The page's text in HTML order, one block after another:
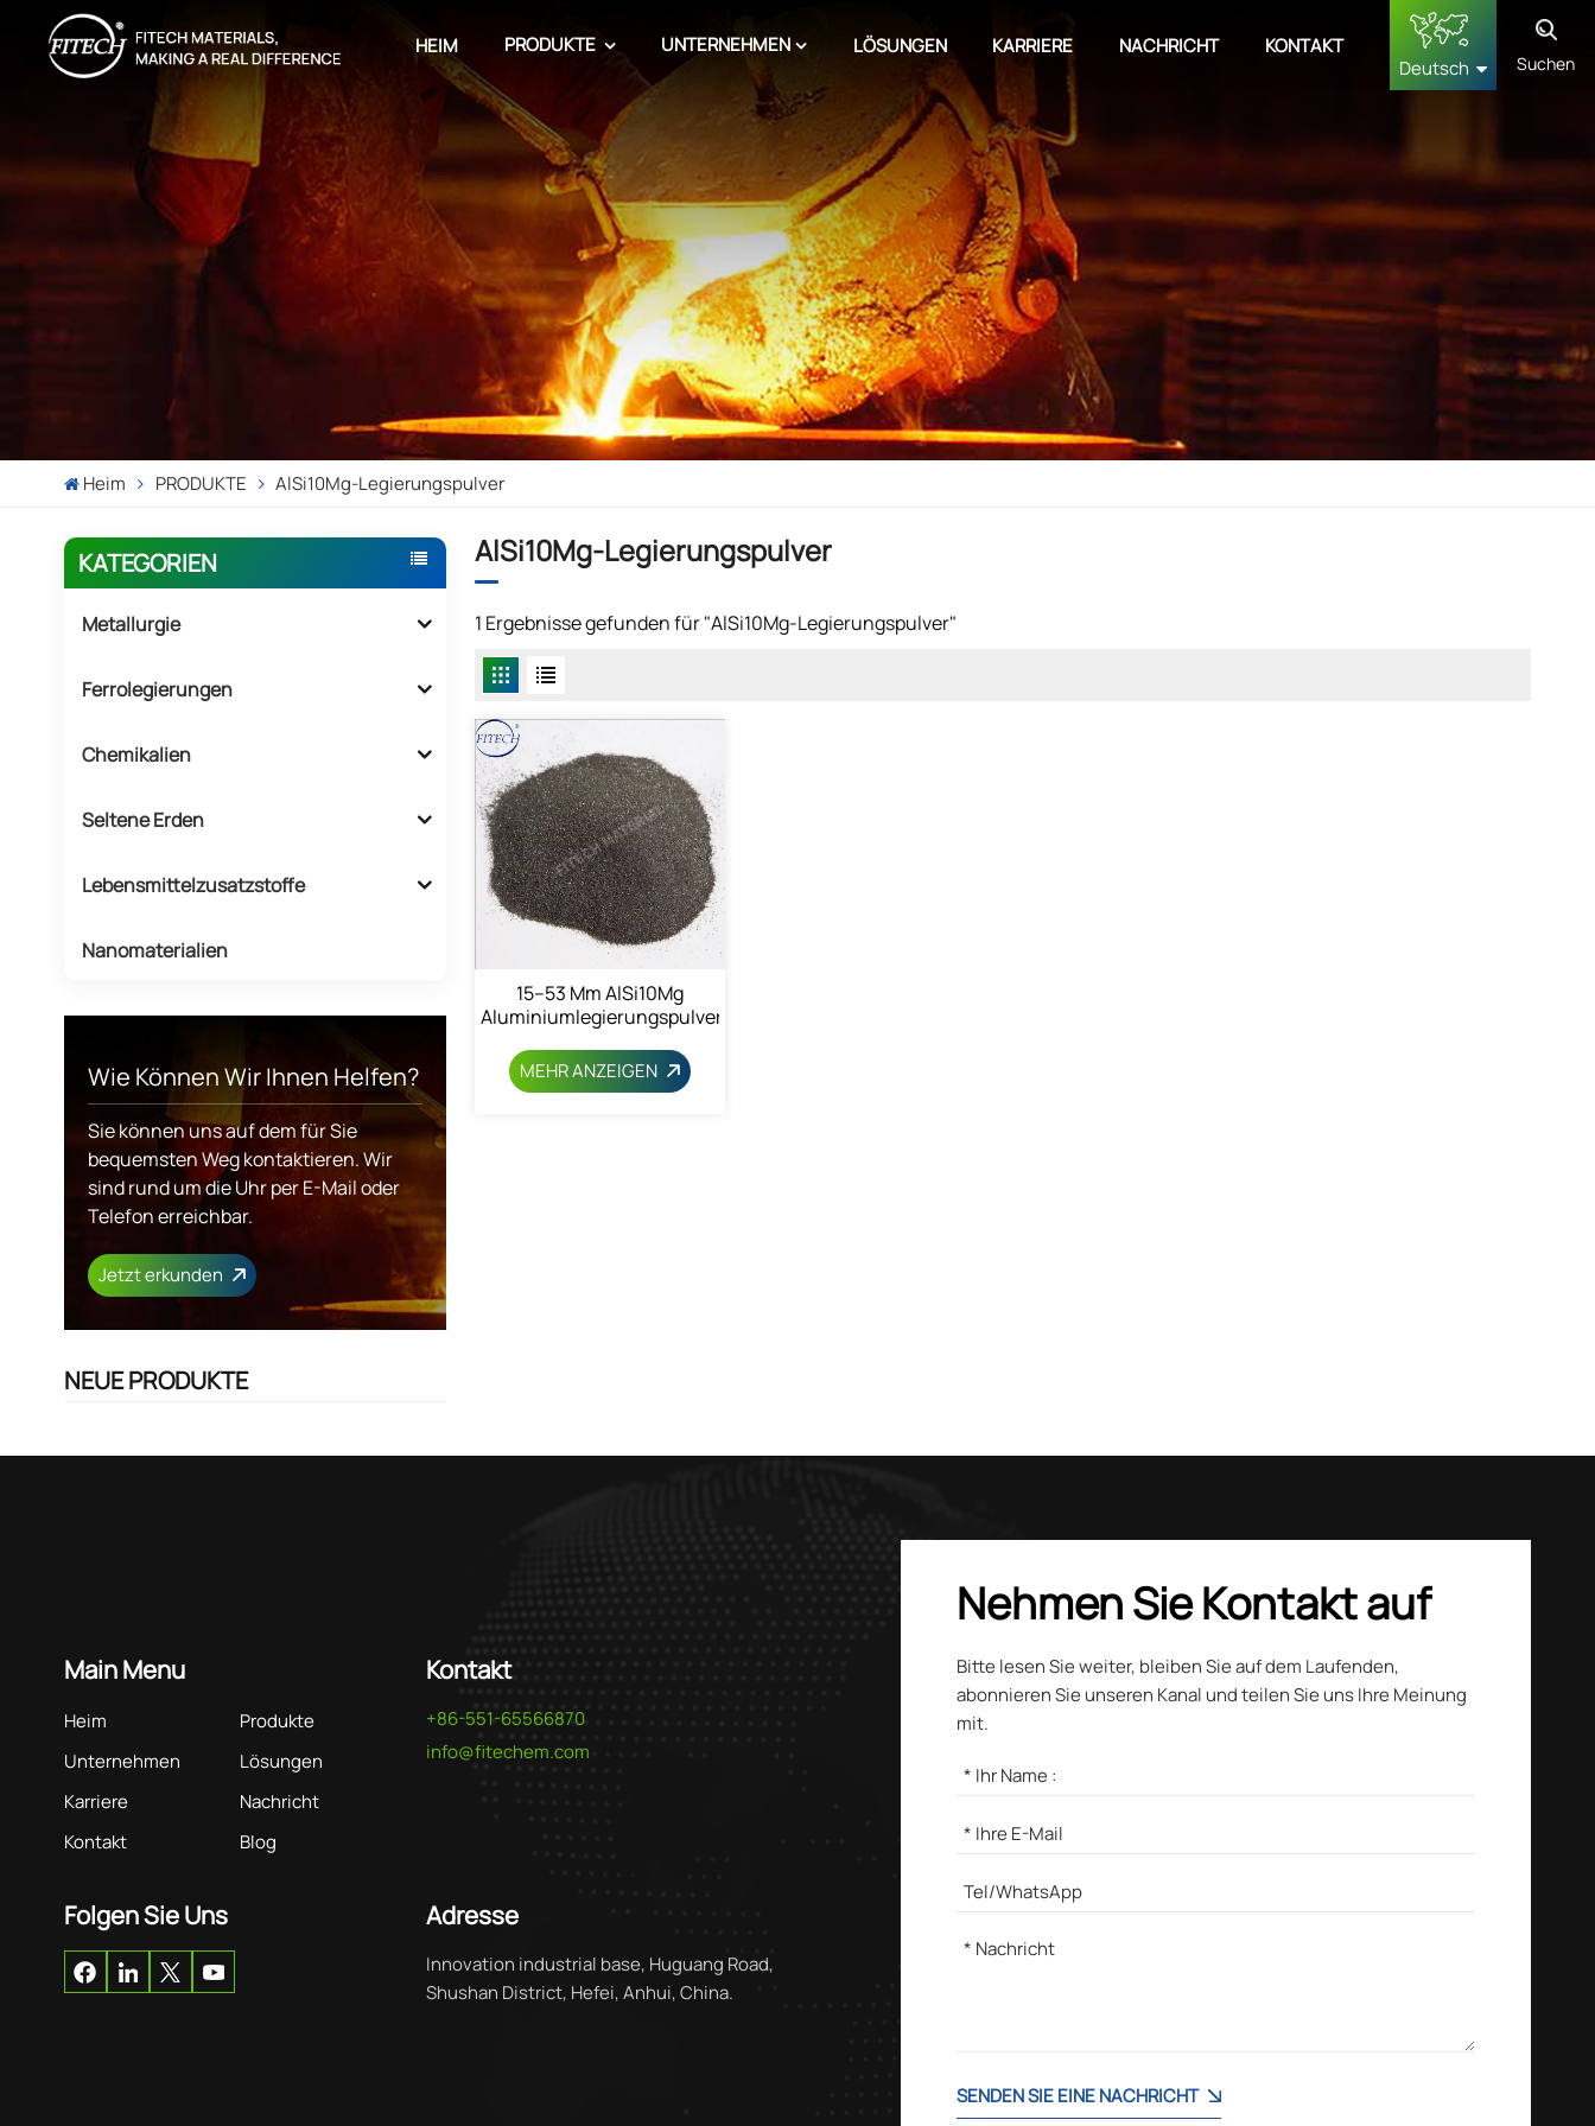
HEIM PRODUKTE UNTERNEHMEN LÖSUNGEN KARRIERE NACHRICHT
KONTAKT
Deutsch
français
Deutsch
русский
Suchen
Heim PRODUKTE AlSi10Mg-Legierungspulver
KATEGORIEN
Metallurgie
Ferrolegierungen
Chemikalien
Seltene Erden
Lebensmittelzusatzstoffe
Nanomaterialien
Wie Können Wir Ihnen Helfen?
Sie können uns auf dem für Sie
bequemsten Weg kontaktieren. Wir
sind rund um die Uhr per E-Mail oder
Telefon erreichbar.
Jetzt erkunden
NEUE PRODUKTE
AlSi10Mg-Legierungspulver
1 Ergebnisse gefunden für "AlSi10Mg-Legierungspulver"
15–53 Μm AlSi10Mg
Aluminiumlegierungspulver
MEHR ANZEIGEN
Main Menu
Heim
Produkte
Unternehmen
Lösungen
Karriere
Nachricht
Kontakt
Blog
Kontakt
+86-551-65566870
info@fitechem.com
Folgen Sie Uns Adresse
Innovation industrial base, Huguang Road,
Shushan District, Hefei, Anhui, China.
Nehmen Sie Kontakt auf
Bitte lesen Sie weiter, bleiben Sie auf dem Laufenden,
abonnieren Sie unseren Kanal und teilen Sie uns Ihre Meinung
mit.
SENDEN SIE EINE NACHRICHT